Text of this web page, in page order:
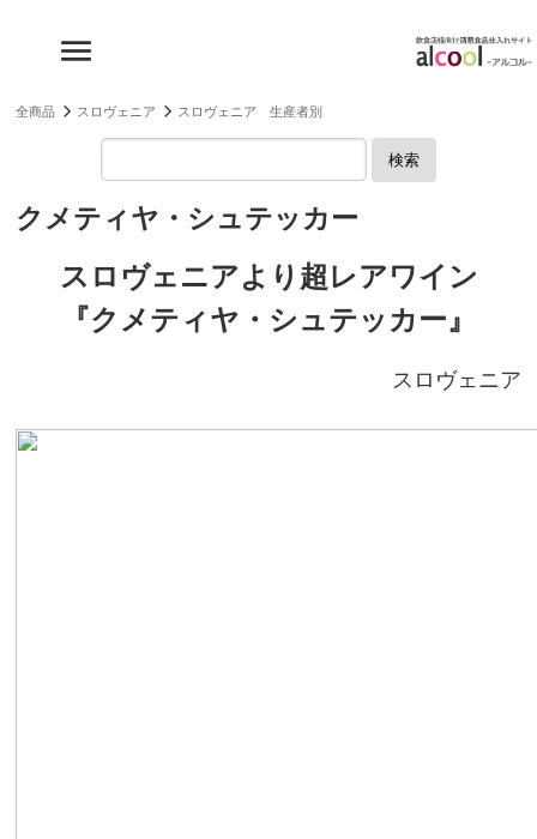
全商品 スロヴェニア スロヴェニア 生産者別
検索
クメティヤ・シュテッカー
スロヴェニアより超レアワイン
『クメティヤ・シュテッカー』
スロヴェニア